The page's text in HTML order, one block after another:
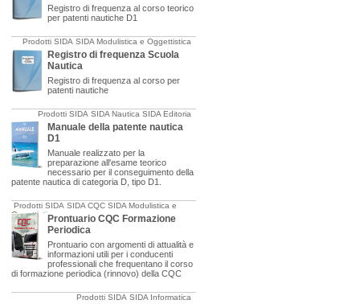
Registro di frequenza al corso teorico
per patenti nautiche D1
Prodotti SIDA SIDA Modulistica e Oggettistica
Registro di frequenza Scuola
Nautica
Registro di frequenza al corso per
patenti nautiche
Prodotti SIDA SIDA Nautica SIDA Editoria
Manuale della patente nautica
D1
Manuale realizzato per la
preparazione all'esame teorico
necessario per il conseguimento della
patente nautica di categoria D, tipo D1.
Prodotti SIDA SIDA CQC SIDA Modulistica e
OggettisticaProntuario CQC Formazione
Periodica
Prontuario con argomenti di attualità e
informazioni utili per i conducenti
professionali che frequentano il corso
di formazione periodica (rinnovo) della CQC
Prodotti SIDA SIDA Informatica